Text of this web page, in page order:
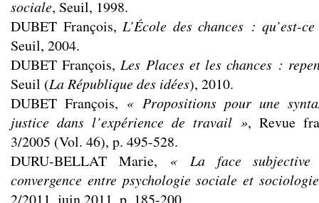
sociale, Seuil, 1998.
DUBET François, L’École des chances : qu’est-
Seuil, 2004.
DUBET François,Les Places et les chances :
Seuil (La République des idées), 2010.
DUBET François, « Propositions pour une
justice dans l’expérience de travail », Revue
3/2005 (Vol. 46), p. 495-528.
DURU-BELLAT Marie,
« La face subjective
convergence entre psychologie sociale et
2/2011, juin 2011, p. 185-200.